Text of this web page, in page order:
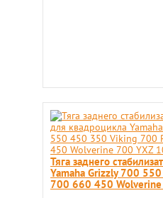
Тяга заднего
Yamaha Grizzly 700
700 660 450